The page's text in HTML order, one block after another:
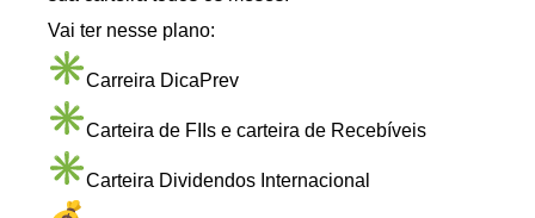
Vai ter nesse plano:
Carreira DicaPrev
Carteira de FIIs e carteira de Recebíveis
Carteira Dividendos Internacional